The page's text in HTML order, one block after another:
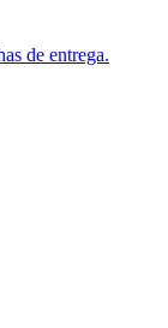
de entrega.